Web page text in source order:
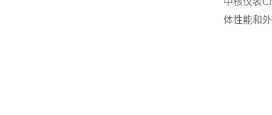
体性能和